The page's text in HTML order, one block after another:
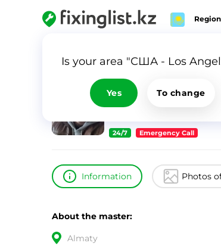
Region
Is your area "США - Los
Yes To change
6743
24/7 Emergency Call
Information Photos
About the master:
Almaty